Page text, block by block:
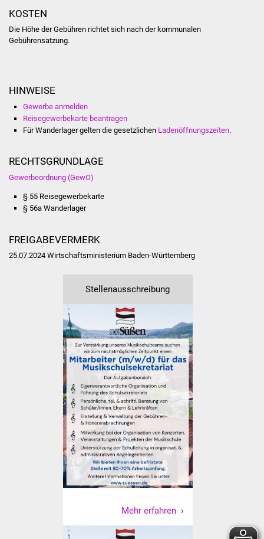
Selbsteintrag Vereine
Schwäbischer Albtrauf
Industriekultur
Lebenslagen
Senioren
Stadtseniorenrat
Sommerwochen für
Ältere
Seniorenwohn- und
Pflegeheim
Familien
KOSTEN
Die Höhe der Gebühren richtet sich nach der kommunalen
Gebührensatzung.
HINWEISE
Gewerbe anmelden
Reisegewerbekarte beantragen
Für Wanderlager gelten die gesetzlichen Ladenöffnungszeiten.
RECHTSGRUNDLAGE
Gewerbeordnung (GewO)
§ 55 Reisegewerbekarte
§ 56a Wanderlager
FREIGABEVERMERK
25.07.2024 Wirtschaftsministerium Baden-Württemberg
Stellenausschreibung
Mehr erfahren